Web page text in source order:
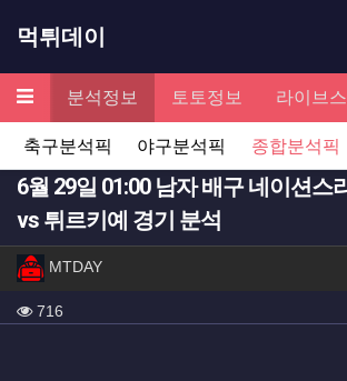
먹튀데이
메뉴
증 분석정보 토토정보 라이브
축구분석픽
야구분석픽 종합분석픽
6월 29일 01:00 남자 배구 네이션스
vs 튀르키예 경기 분석
작성자 정보
MTDAY작성
컨텐츠 정보
716